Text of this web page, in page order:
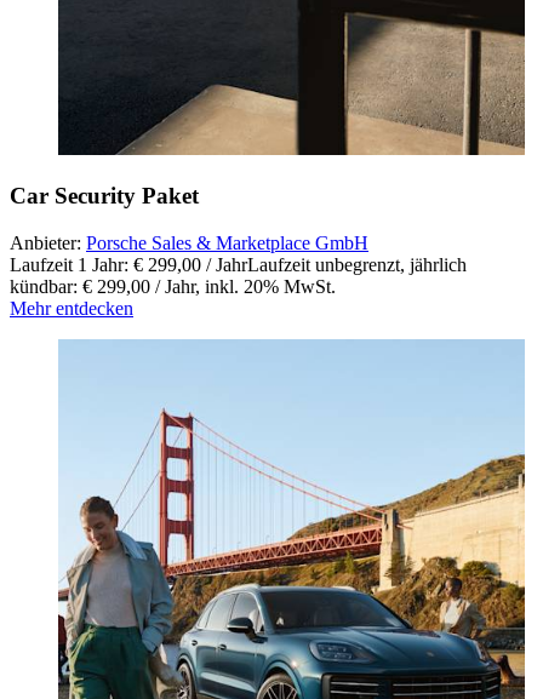
Car Security Paket
Anbieter: Porsche Sales & Marketplace GmbH
Laufzeit 1 Jahr: € 299,00 / JahrLaufzeit unbegrenzt, jährlich
kündbar: € 299,00 / Jahr, inkl. 20% MwSt.
Mehr entdecken